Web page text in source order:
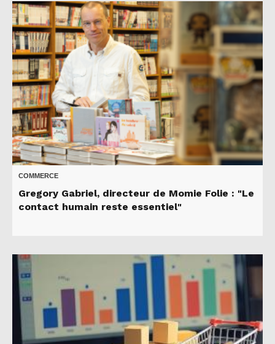
COMMERCE
Gregory Gabriel, directeur de Momie Folie : "Le
contact humain reste essentiel"